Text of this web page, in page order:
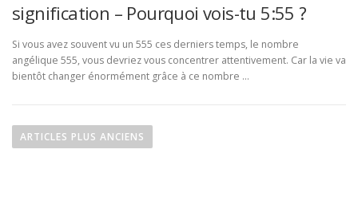
signification – Pourquoi vois-tu 5:55 ?
Si vous avez souvent vu un 555 ces derniers temps, le nombre
angélique 555, vous devriez vous concentrer attentivement. Car la vie va
bientôt changer énormément grâce à ce nombre …
aARTICLES PLUS ANCIENS